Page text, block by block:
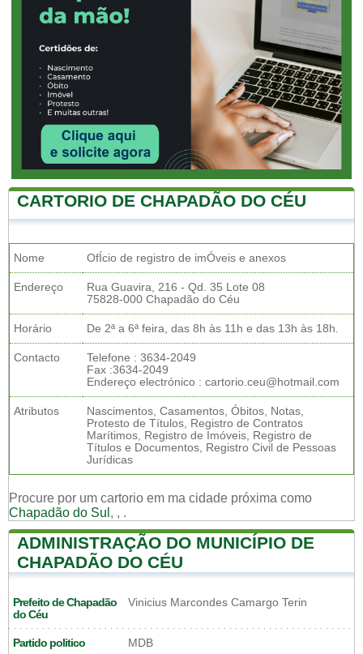
CARTORIO DE CHAPADÃO DO CÉU
Nome OfÍcio de registro de imÓveis e anexos
Endereço
Rua Guavira, 216 - Qd. 35 Lote 08
75828-000 Chapadão do Céu
Horário De 2ª a 6ª feira, das 8h às 11h e das 13h às 18h.
Contacto
Telefone : 3634-2049
Fax :3634-2049
Endereço electrónico : cartorio.ceu@hotmail.com
Atributos
Nascimentos, Casamentos, Óbitos, Notas,
Protesto de Títulos, Registro de Contratos
Marítimos, Registro de Imóveis, Registro de
Títulos e Documentos, Registro Civil de Pessoas
Jurídicas
Procure por um cartorio em ma cidade próxima como
Chapadão do Sul , , .
ADMINISTRAÇÃO DO MUNICÍPIO DE
CHAPADÃO DO CÉU
Prefeito de Chapadão
do Céu
Vinicius Marcondes Camargo Terin
Partido politico MDB